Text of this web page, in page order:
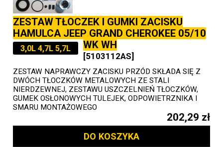
ZESTAW TŁOCZEK I GUMKI ZACISKU
HAMULCA JEEP GRAND CHEROKEE 05/10
WK WH
3,0L 4,7L 5,7L
[5103112AS]
ZESTAW NAPRAWCZY ZACISKU PRZÓD SKŁADA SIĘ Z
DWÓCH TŁOCZKÓW METALOWYCH ZE STALI
NIERDZEWNEJ, ZESTAWU USZCZELNIEŃ TŁOCZKÓW,
GUMEK OSŁONOWYCH TULEJEK, ODPOWIETRZNIKA I
SMARU MONTAŻOWEGO
202,29 zł
DO KOSZYKA